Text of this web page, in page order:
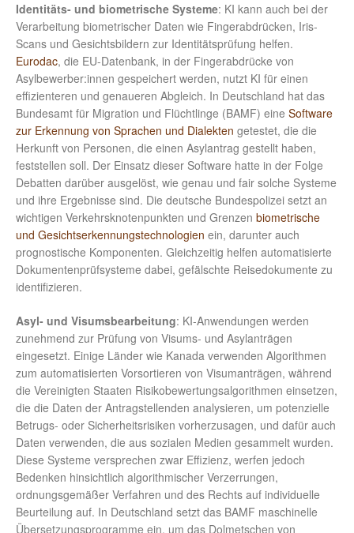
Identitäts- und biometrische Systeme: KI kann auch bei der
Verarbeitung biometrischer Daten wie Fingerabdrücken, Iris-
Scans und Gesichtsbildern zur Identitätsprüfung helfen.
Eurodac, die EU-Datenbank, in der Fingerabdrücke von
Asylbewerber:innen gespeichert werden, nutzt KI für einen
effizienteren und genaueren Abgleich. In Deutschland hat das
Bundesamt für Migration und Flüchtlinge (BAMF) eine Software
zur Erkennung von Sprachen und Dialekten getestet, die die
Herkunft von Personen, die einen Asylantrag gestellt haben,
feststellen soll. Der Einsatz dieser Software hatte in der Folge
Debatten darüber ausgelöst, wie genau und fair solche Systeme
und ihre Ergebnisse sind. Die deutsche Bundespolizei setzt an
wichtigen Verkehrsknotenpunkten und Grenzen biometrische
und Gesichtserkennungstechnologien ein, darunter auch
prognostische Komponenten. Gleichzeitig helfen automatisierte
Dokumentenprüfsysteme dabei, gefälschte Reisedokumente zu
identifizieren.
Asyl- und Visumsbearbeitung: KI-Anwendungen werden
zunehmend zur Prüfung von Visums- und Asylanträgen
eingesetzt. Einige Länder wie Kanada verwenden Algorithmen
zum automatisierten Vorsortieren von Visumanträgen, während
die Vereinigten Staaten Risikobewertungsalgorithmen einsetzen,
die die Daten der Antragstellenden analysieren, um potenzielle
Betrugs- oder Sicherheitsrisiken vorherzusagen, und dafür auch
Daten verwenden, die aus sozialen Medien gesammelt wurden.
Diese Systeme versprechen zwar Effizienz, werfen jedoch
Bedenken hinsichtlich algorithmischer Verzerrungen,
ordnungsgemäßer Verfahren und des Rechts auf individuelle
Beurteilung auf. In Deutschland setzt das BAMF maschinelle
Übersetzungsprogramme ein, um das Dolmetschen von